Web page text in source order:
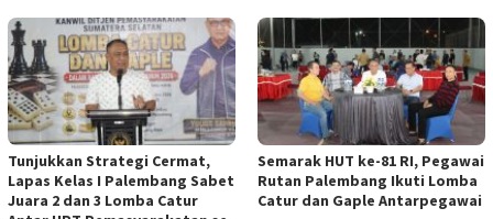
Tunjukkan Strategi Cermat,
Lapas Kelas I Palembang Sabet
Juara 2 dan 3 Lomba Catur
Semarak HUT ke-81 RI, Pegawai
Rutan Palembang Ikuti Lomba
Catur dan Gaple Antarpegawai